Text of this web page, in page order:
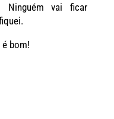
Ninguém vai ficar
bom!